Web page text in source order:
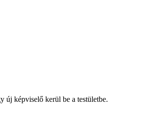
új képviselő kerül be a testületbe.